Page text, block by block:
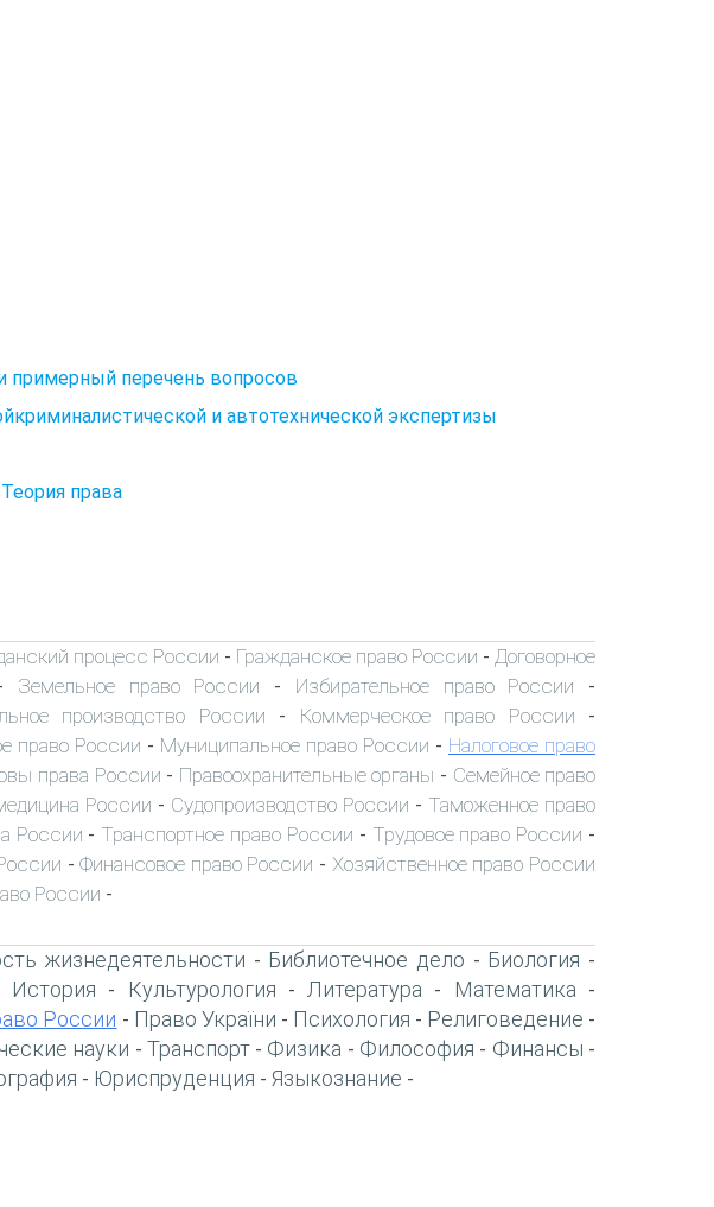
примерный перечень вопросов
и автотехнической экспертизы
права
процесс России - Гражданское право России - Договорное
Земельное право России - Избирательное право России -
производство России - Коммерческое право России -
право России - Муниципальное право России - Налоговое право
права России - Правоохранительные органы - Семейное право
России - Судопроизводство России - Таможенное право
России - Транспортное право России - Трудовое право России -
-Финансовое право России - Хозяйственное право России
России -
жизнедеятельности - Библиотечное дело - Биология -
История - Культурология - Литература - Математика -
России - Право України - Психология - Религоведение -
науки - Транспорт- Физика - Философия - Финансы -
- Юриспруденция - Языкознание -